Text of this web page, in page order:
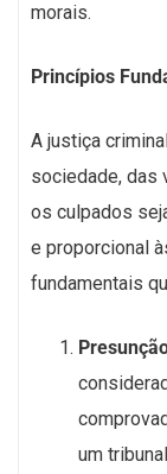
morais.
Princípios
A justiça
sociedade, das
os culpados
e proporcional
fundamentais
um